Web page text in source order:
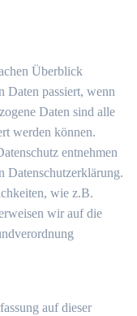
Überblick
Daten passiert, wenn
Daten sind alle
werden können.
entnehmen
Datenschutzerklärung.
wie z.B.
wir auf die
auf dieser